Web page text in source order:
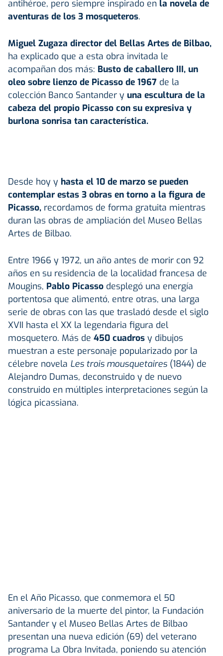
antihéroe, pero siempre inspirado en la novela de
aventuras de los 3 mosqueteros.
Miguel Zugaza director del Bellas Artes de Bilbao,
ha explicado que a esta obra invitada le
acompañan dos más: Busto de caballero III, un
oleo sobre lienzo de Picasso de 1967 de la
colección Banco Santander y una escultura de la
cabeza del propio Picasso con su expresiva y
burlona sonrisa tan característica.
Desde hoy y hasta el 10 de marzo se pueden
contemplar estas 3 obras en torno a la figura de
Picasso, recordamos de forma gratuita mientras
duran las obras de ampliación del Museo Bellas
Artes de Bilbao.
Entre 1966 y 1972, un año antes de morir con 92
años en su residencia de la localidad francesa de
Mougins, Pablo Picasso desplegó una energía
portentosa que alimentó, entre otras, una larga
serie de obras con las que trasladó desde el siglo
XVII hasta el XX la legendaria figura del
mosquetero. Más de 450 cuadros y dibujos
muestran a este personaje popularizado por la
célebre novela Les trois mousquetaires (1844) de
Alejandro Dumas, deconstruido y de nuevo
construido en múltiples interpretaciones según la
lógica picassiana.
En el Año Picasso, que conmemora el 50
aniversario de la muerte del pintor, la Fundación
Santander y el Museo Bellas Artes de Bilbao
presentan una nueva edición (69) del veterano
programa La Obra Invitada, poniendo su atención